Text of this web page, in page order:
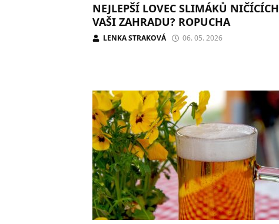
NEJLEPŠÍ LOVEC SLIMÁKŮ NIČÍCÍCH
VAŠI ZAHRADU? ROPUCHA
LENKA STRAKOVÁ 06. 05. 2026